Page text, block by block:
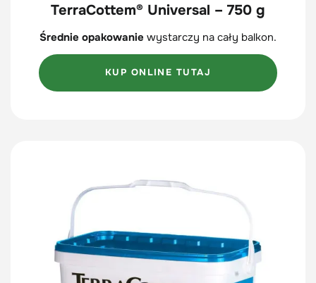
TerraCottem® Universal – 750 g
Średnie opakowanie wystarczy na cały balkon.
KUP ONLINE TUTAJ